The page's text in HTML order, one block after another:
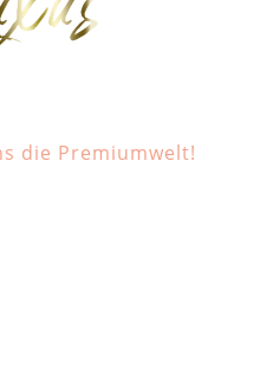
die Premiumwelt!